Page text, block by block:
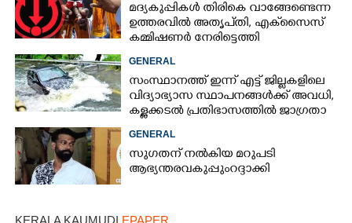
മദ്യകുപ്പികൾ തിരികെ വാങ്ങേണ്ടെന്ന
ഉത്തരവിൽ അതൃപ്‌തി, എക്‌സൈസ്
കമ്മിഷണർ നേരിട്ടെത്തി
GENERAL
സംസ്ഥാനത്ത് ഇന്ന് എട്ട് ജില്ലകളിലെ
വിദ്യാഭ്യാസ സ്ഥാപനങ്ങൾക്ക് അവധി,
കള്ളക്കടൽ പ്രതിഭാസത്തിൽ ജാഗ്രതാ
GENERAL
സുഗതന് നൽകിയ മറുപടി
ആഭ്യന്തരവകുപ്പും റദ്ദാക്കി
KERALA KAUMUDI EPAPER